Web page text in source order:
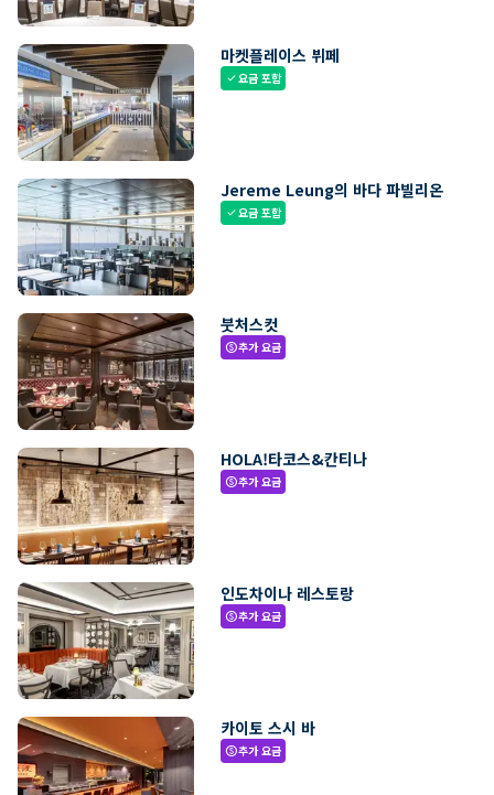
마켓플레이스 뷔페
check요금 포함
Jereme Leung의 바다 파빌리온
check요금 포함
붓처스컷
paid추가 요금
HOLA!타코스&칸티나
paid추가 요금
인도차이나 레스토랑
paid추가 요금
카이토 스시 바
paid추가 요금